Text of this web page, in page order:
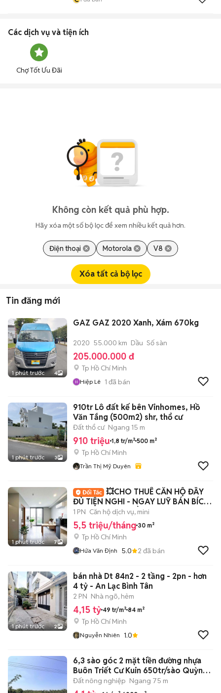
Các dịch vụ và tiện ích
Chợ Tốt Ưu Đãi
Không còn kết quả phù hợp.
Hãy xóa một số bộ lọc để xem nhiều kết quả hơn.
Điện thoại Motorola V8
Xóa tất cả bộ lọc
Tin đăng mới
1 phút trước 4
GAZ GAZ 2020 Xanh, Xám 670kg
2020 55.000 km Dầu Số sàn
205.000.000 đ
Tp Hồ Chí Minh
Hiệp Lê 1 đã bán
1 phút trước 3
910tr Lô đất kế bên Vinhomes, Hồ
Văn Tắng (500m2) shr, thổ cư
Đất thổ cư Ngang 15 m
910 triệu 1,8 tr/m² 500 m²
Tp Hồ Chí Minh
Trần Thị Mỹ Duyên
1 phút trước 7
💥CHO THUÊ CĂN HỘ ĐẦY
ĐỦ TIỆN NGHI - NGAY LUỸ BÁN BÍCH
- THOẠI NGỌC HẦU
1 PN Căn hộ dịch vụ, mini
5,5 triệu/tháng 30 m²
Tp Hồ Chí Minh
Hứa Văn Định 5.0 2 đã bán
1 phút trước 2
bán nhà Dt 84n2 - 2 tầng - 2pn - hơn
4 tỷ - An Lạc Bình Tân
2 PN Nhà ngõ, hẻm
4,15 tỷ 49 tr/m² 84 m²
Tp Hồ Chí Minh
Nguyễn Nhiên 1.0
6,3 sào góc 2 mặt tiền đường nhựa
Buôn Triết Cư Kuin 650tr/sào Quỳnh
A
Đất nông nghiệp Ngang 75 m